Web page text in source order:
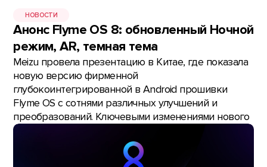
НОВОСТИ
Анонс Flyme OS 8: обновленный Ночной
режим, AR, темная тема
Meizu провела презентацию в Китае, где показала
новую версию фирменной
глубокоинтегрированной в Android прошивки
Flyme OS с сотнями различных улучшений и
преобразований. Ключевыми изменениями нового